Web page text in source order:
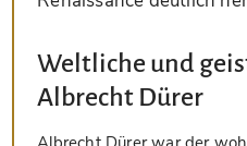
Weltliche und
Albrecht Dürer